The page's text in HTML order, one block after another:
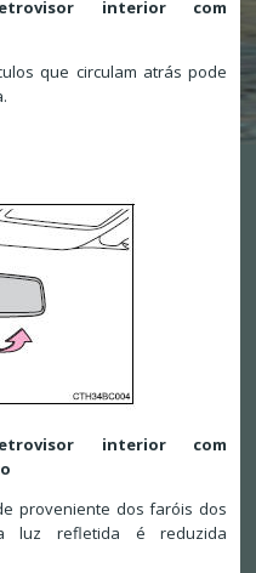
interior com
que circulam atrás pode
interior com
proveniente dos faróis dos
luz refletida é reduzida